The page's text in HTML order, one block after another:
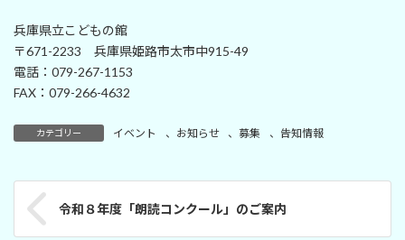
兵庫県立こどもの館
〒671-2233 兵庫県姫路市太市中915-49
電話：079-267-1153
FAX：079-266-4632
カテゴリー イベント 、 お知らせ 、募集 、 告知情報
令和８年度「朗読コンクール」のご案内